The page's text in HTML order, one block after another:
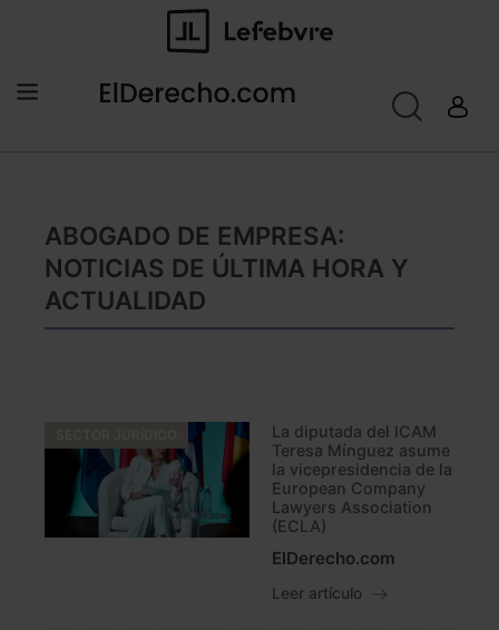
ABOGADO DE EMPRESA:
NOTICIAS DE ÚLTIMA HORA Y
ACTUALIDAD
La diputada del ICAM
Teresa Mínguez asume
la vicepresidencia de la
European Company
Lawyers Association
(ECLA)
ElDerecho.com
Leer artículo